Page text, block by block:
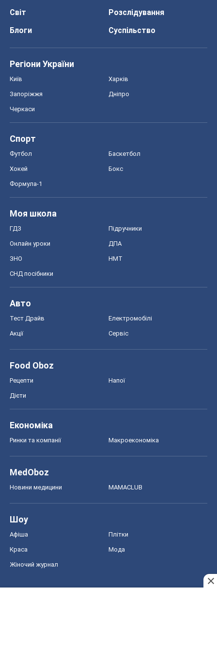
Світ
Розслідування
Блоги
Суспільство
Регіони України
Київ Харків
Запоріжжя Дніпро
Черкаси
Спорт
Футбол Баскетбол
Хокей Бокс
Формула-1
Моя школа
ГДЗ Підручники
Онлайн уроки ДПА
ЗНО НМТ
СНД посібники
Авто
Тест Драйв Електромобілі
Акції Сервіс
Food Oboz
Рецепти Напої
Дієти
Економіка
Ринки та компанії Макроекономіка
MedOboz
Новини медицини MAMACLUB
Шоу
Афіша Плітки
Краса Мода
Жіночий журнал